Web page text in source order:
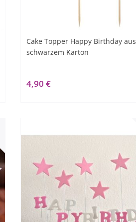
Cake Topper Happy Birthday aus
schwarzem Karton
4,90 €